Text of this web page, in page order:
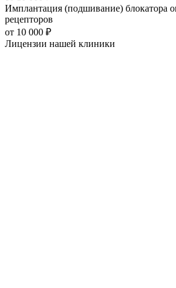
Имплантация (подшивание) блокатора
рецепторов
от 10 000 ₽
Лицензии нашей клиники